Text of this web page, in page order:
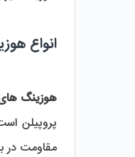
انواع
هوزینگ
مقاومت در